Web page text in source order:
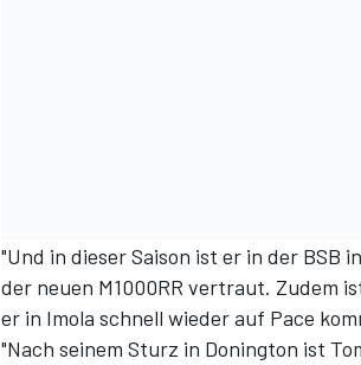
"Und in dieser Saison ist er in der BSB
der neuen M1000RR vertraut. Zudem
er in Imola schnell wieder auf Pace
"Nach seinem Sturz in Donington ist